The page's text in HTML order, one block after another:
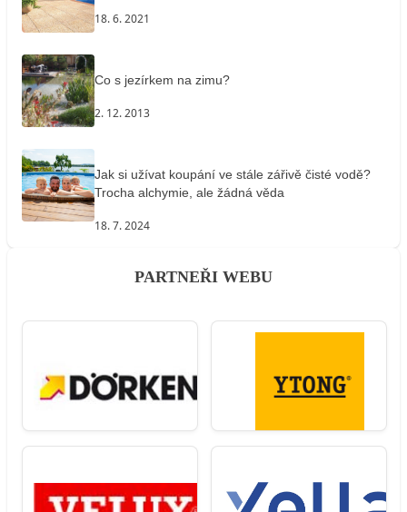
18. 6. 2021
Co s jezírkem na zimu?
2. 12. 2013
Jak si užívat koupání ve stále zářivě čisté vodě?
Trocha alchymie, ale žádná věda
18. 7. 2024
PARTNEŘI WEBU